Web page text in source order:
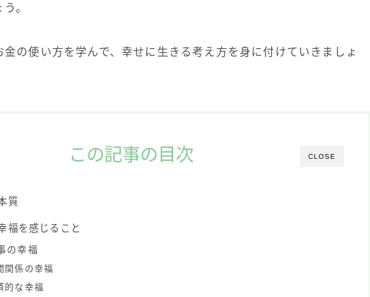
。
金の使い方を学んで、幸せに生きる考え方を身に付けていきましょ
CLOSE
この記事の目次
質
福を感じること
の幸福
係の幸福
的な幸福